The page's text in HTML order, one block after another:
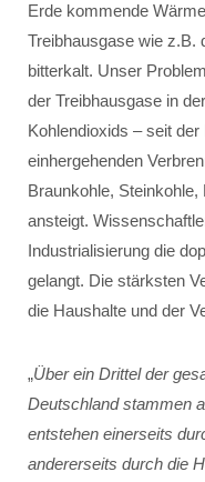
Erde kommende
Treibhausgase wie z.B.
bitterkalt. Unser
der Treibhausgase in
Kohlendioxids – seit
einhergehenden
Braunkohle,
ansteigt.
Industrialisierung die
gelangt. Die stärksten
die Haushalte und der
„Über ein Drittel der
Deutschland stammen
entstehen einerseits
andererseits durch die